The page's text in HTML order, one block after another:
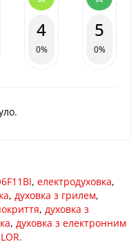
4
0%
5
0%
, електродуховка,
, духовка з грилем,
, духовка з
, духовка з електронним